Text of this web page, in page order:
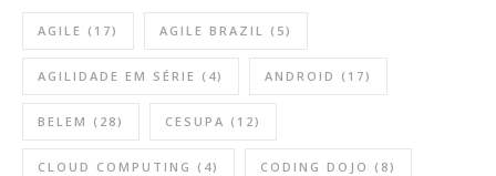
AGILE (17) AGILE BRAZIL (5)
AGILIDADE EM SÉRIE (4) ANDROID (17)
BELEM (28) CESUPA (12)
CLOUD COMPUTING (4) CODING DOJO (8)